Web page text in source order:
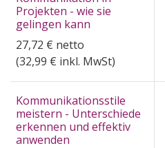
Projekten - wie sie
gelingen kann
27,72 € netto
(32,99 € inkl. MwSt)
Kommunikationsstile
meistern - Unterschiede
erkennen und effektiv
anwenden